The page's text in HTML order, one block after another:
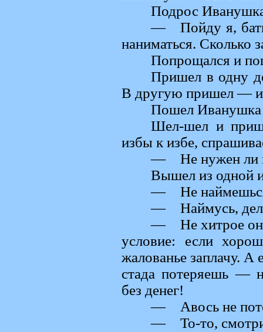
Подрос
— Пойду я,
наниматься. Сколько
Попрощался и
Пришел в одну
В другую пришел — и
Пошел Иванушка
Шел-шел и
избы к избе,
— Не нужен ли
Вышел из одной
— Не наймешься
— Наймусь,
— Не хитрое
условие: если
жалованье заплачу. А
стада потеряешь —
без денег!
— Авось не
— То-то,